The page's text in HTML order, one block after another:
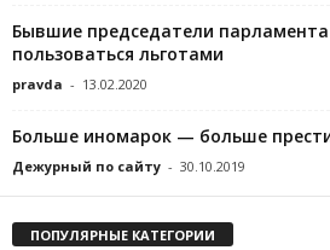
Бывшие председатели
пользоваться льготами
pravda - 13.02.2020
Больше иномарок — больше
Дежурный по сайту - 30.10.2019
ПОПУЛЯРНЫЕ КАТЕГОРИИ